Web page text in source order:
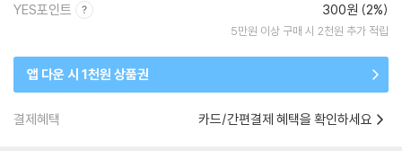
YES포인트 300원 (2%)
5만원 이상 구매 시 2천원 추가 적립
앱 다운 시 1천원 상품권
결제혜택 카드/간편결제 혜택을 확인하세요